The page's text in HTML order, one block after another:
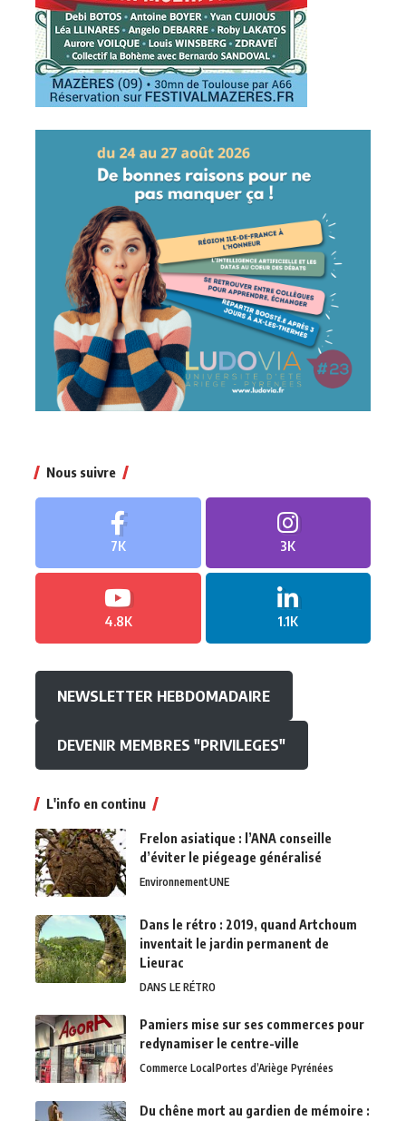
Nous suivre
7K 3K
4.8K 1.1K
NEWSLETTER HEBDOMADAIRE
DEVENIR MEMBRES "PRIVILEGES"
L'info en continu
Frelon asiatique : l’ANA conseille
d’éviter le piégeage généralisé
EnvironnementUNE
Dans le rétro : 2019, quand Artchoum
inventait le jardin permanent de
Lieurac
DANS LE RÉTRO
Pamiers mise sur ses commerces pour
redynamiser le centre-ville
Commerce LocalPortes d’Ariège Pyrénées
Du chêne mort au gardien de mémoire :